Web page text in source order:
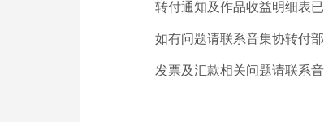
转付通知及作品收益明细表
如有问题请联系音集协转付
发票及汇款相关问题请联系